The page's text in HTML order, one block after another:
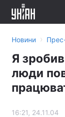
Новини ›
Я
люди
16:21, 24.11.04